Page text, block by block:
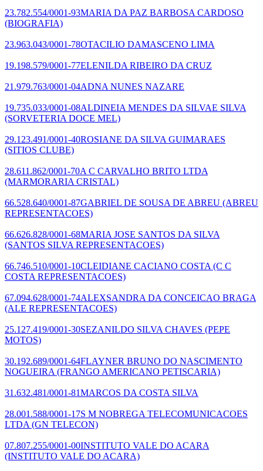
23.782.554/0001-93MARIA DA PAZ BARBOSA CARDOSO
(BIOGRAFIA)
23.963.043/0001-78OTACILIO DAMASCENO LIMA
19.198.579/0001-77ELENILDA RIBEIRO DA CRUZ
21.979.763/0001-04ADNA NUNES NAZARE
19.735.033/0001-08ALDINEIA MENDES DA SILVAE SILVA
(SORVETERIA DOCE MEL)
29.123.491/0001-40ROSIANE DA SILVA GUIMARAES
(SITIOS CLUBE)
28.611.862/0001-70A C CARVALHO BRITO LTDA
(MARMORARIA CRISTAL)
66.528.640/0001-87GABRIEL DE SOUSA DE ABREU (ABREU
REPRESENTACOES)
66.626.828/0001-68MARIA JOSE SANTOS DA SILVA
(SANTOS SILVA REPRESENTACOES)
66.746.510/0001-10CLEIDIANE CACIANO COSTA (C C
COSTA REPRESENTACOES)
67.094.628/0001-74ALEXSANDRA DA CONCEICAO BRAGA
(ALE REPRESENTACOES)
25.127.419/0001-30SEZANILDO SILVA CHAVES (PEPE
MOTOS)
30.192.689/0001-64FLAYNER BRUNO DO NASCIMENTO
NOGUEIRA (FRANGO AMERICANO PETISCARIA)
31.632.481/0001-81MARCOS DA COSTA SILVA
28.001.588/0001-17S M NOBREGA TELECOMUNICACOES
LTDA (GN TELECON)
07.807.255/0001-00INSTITUTO VALE DO ACARA
(INSTITUTO VALE DO ACARA)